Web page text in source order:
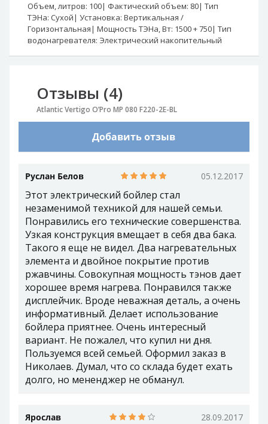
Объем, литров: 100 Фактический объем: 80 Тип
ТЭНа: Сухой Установка: Вертикальная /
Горизонтальная
Мощность ТЭНа, Вт: 1500 + 750 Тип
водонагревателя: Электрический накопительный
Отзывы (4)
Atlantic Vertigo O’Pro MP 080 F220-2E-BL
Добавить отзыв
Руслан Белов 05.12.2017
Этот электрический бойлер стал
незаменимой техникой для нашей семьи.
Понравились его технические совершенства.
Узкая конструкция вмещает в себя два бака.
Такого я еще не видел. Два нагревательных
элемента и двойное покрытие против
ржавчины. Совокупная мощность тэнов дает
хорошее время нагрева. Понравился также
дисплейчик. Вроде неважная деталь, а очень
информативный. Делает использование
бойлера приятнее. Очень интересный
вариант. Не пожалел, что купил ни дня.
Пользуемся всей семьей. Оформил заказ в
Николаев. Думал, что со склада будет ехать
долго, но мененджер не обманул.
Ярослав 28.09.2017